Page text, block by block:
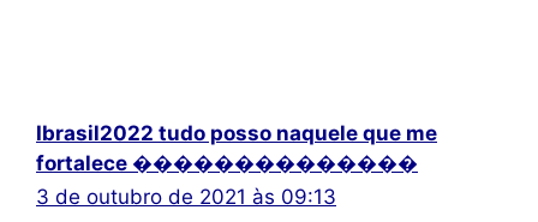
Ibrasil2022 tudo posso naquele que me
fortalece ��������������
3 de outubro de 2021 às 09:13